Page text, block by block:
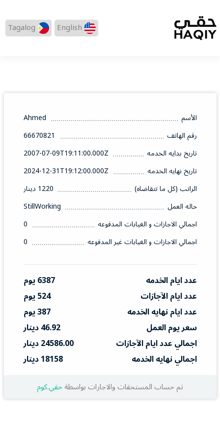
English
Tagalog
الأسم
Ahmed
رقم الهاتف
66670821
تاريخ بدايه الخدمه
2007-07-09T19:11:00.000Z
تاريخ نهايه الخدمه
2024-12-31T19:12:00.000Z
الراتب (كل ما تتقاضاه)
1220 دينار
حاله العمل
StillWorking
اجمالي الاجازات و الغيابات المدفوعه
0
اجمالي الاجازات و الغيابات غير المدفوعه
0
عدد ايام الخدمه
6387 يوم
عدد ايام الآجازات
524 يوم
عدد ايام نهايه الخدمه
387 يوم
سعر يوم العمل
46.92 دينار
اجمالي عدد ايام الآجازات
24586.00 دينار
اجمالي نهايه الخدمه
18158 دينار
تم حساب المستحقات والاجارات بواسطةحقي.كوم